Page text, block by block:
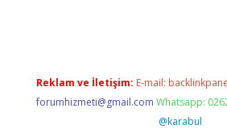
Reklam ve İletişim: E-mail:
forumhizmeti@gmail.com Whatsapp:
@karabul